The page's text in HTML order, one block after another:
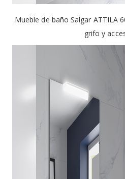
Mueble de baño Salgar ATTILA
grifo y